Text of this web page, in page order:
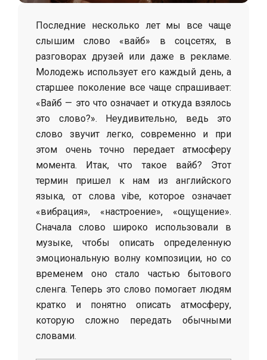
Последние несколько лет мы все чаще
слышим слово «вайб» в соцсетях, в
разговорах друзей или даже в рекламе.
Молодежь использует его каждый день, а
старшее поколение все чаще спрашивает:
«Вайб — это что означает и откуда взялось
это слово?». Неудивительно, ведь это
слово звучит легко, современно и при
этом очень точно передает атмосферу
момента. Итак, что такое вайб? Этот
термин пришел к нам из английского
языка, от слова vibe, которое означает
«вибрация», «настроение», «ощущение».
Сначала слово широко использовали в
музыке, чтобы описать определенную
эмоциональную волну композиции, но со
временем оно стало частью бытового
сленга. Теперь это слово помогает людям
кратко и понятно описать атмосферу,
которую сложно передать обычными
словами.